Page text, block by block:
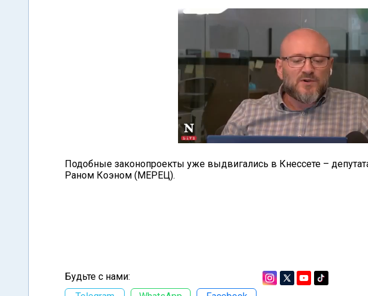
Подобные законопроекты уже выдвигались в Кнессете –
Раном Коэном (МЕРЕЦ).
Будьте с нами: